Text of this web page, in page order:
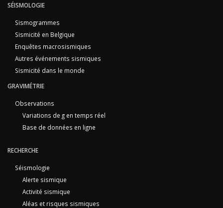
SÉISMOLOGIE
Sismogrammes
Sismicité en Belgique
Enquêtes macrosismiques
Autres événements sismiques
Sismicité dans le monde
GRAVIMÉTRIE
Observations
Variations de g en temps réel
Base de données en ligne
RECHERCHE
Séismologie
Alerte sismique
Activité sismique
Aléas et risques sismiques